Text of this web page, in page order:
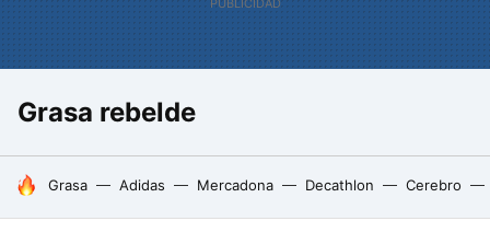
Grasa rebelde
HOY SE HABLA DE
Grasa Adidas Mercadona Decathlon Cerebro